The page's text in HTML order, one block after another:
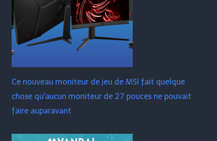
Ce nouveau moniteur de jeu de MSI fait quelque
chose qu'aucun moniteur de 27 pouces ne pouvait
faire auparavant